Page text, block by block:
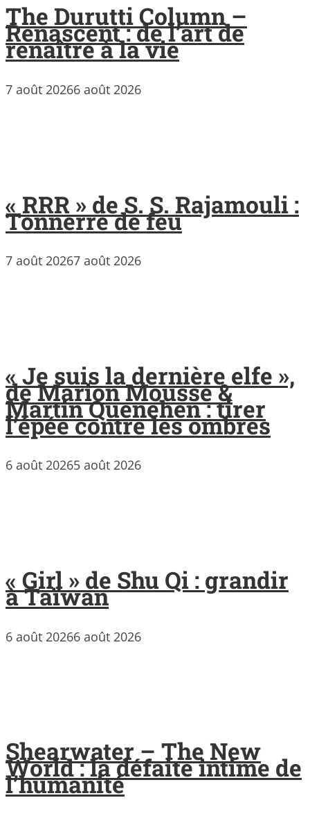
The Durutti Column –
Renascent : de l’art de
renaître à la vie
7 août 20266 août 2026
« RRR » de S. S. Rajamouli :
Tonnerre de feu
7 août 20267 août 2026
« Je suis la dernière elfe »,
de Marion Mousse &
Martin Quenehen : tirer
l’épée contre les ombres
6 août 20265 août 2026
« Girl » de Shu Qi : grandir
à Taïwan
6 août 20266 août 2026
Shearwater – The New
World : la défaite intime de
l’humanité